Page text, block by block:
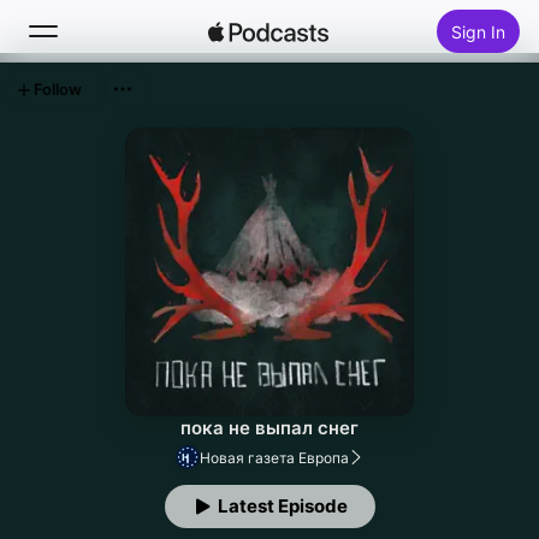
Sign In
Top Charts
пока не выпал снег
Новая газета Европа
Latest Episode
Follow